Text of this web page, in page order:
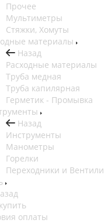
Прочее
Мультиметры
Стяжки, Хомуты
материалы
Назад
Расходные материалы
Труба медная
Труба капилярная
Герметик - Промывка
Назад
Инструменты
Манометры
Горелки
Переходники и Вентили
оплаты